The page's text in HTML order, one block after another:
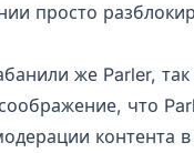
просто
же Parler,
что
контента в